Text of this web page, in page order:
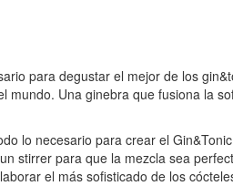
para degustar el mejor de los
Una ginebra que fusiona la
lo necesario para crear el
stirrer para que la mezcla sea
el más sofisticado de los